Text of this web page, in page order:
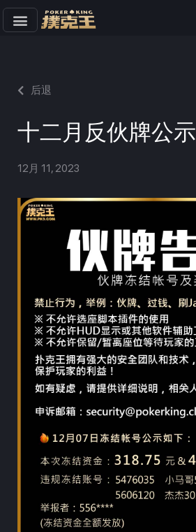
文
后退
十二月反伙牌公示
12月 11, 2023